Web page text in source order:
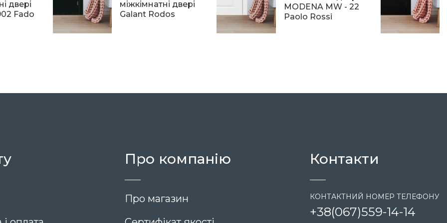
двері
Fado
міжкімнатні двері
Galant Rodos
MODENA MW - 22
Paolo Rossi
Про компанію
Про магазин
Контакти
КОНТАКТНИЙ НОМЕР ТЕЛЕФОНУ
+38(067)559-14-14